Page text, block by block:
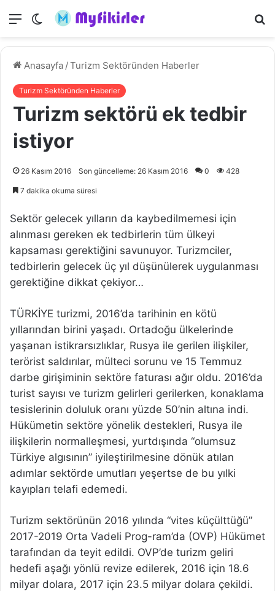
Menü
Dış
Anasayfa /Turizm Sektöründen Haberler
Turizm Sektöründen Haberler
Turizm sektörü ek tedbir
istiyor
26 Kasım 2016 Son güncelleme: 26 Kasım 2016 0 428
7 dakika okuma süresi
Sektör gelecek yılların da kaybedilmemesi için
alınması gereken ek tedbirlerin tüm ülkeyi
kapsaması gerektiğini savunuyor. Turizmciler,
tedbirlerin gelecek üç yıl düşünülerek uygulanması
gerektiğine dikkat çekiyor…
TÜRKİYE turizmi, 2016’da tarihinin en kötü
yıllarından birini yaşadı. Ortadoğu ülkelerinde
yaşanan istikrarsızlıklar, Rusya ile gerilen ilişkiler,
terörist saldırılar, mülteci sorunu ve 15 Temmuz
darbe girişiminin sektöre faturası ağır oldu. 2016’da
turist sayısı ve turizm gelirleri gerilerken, konaklama
tesislerinin doluluk oranı yüzde 50’nin altına indi.
Hükümetin sektöre yönelik destekleri, Rusya ile
ilişkilerin normalleşmesi, yurtdışında “olumsuz
Türkiye algısının” iyileştirilmesine dönük atılan
adımlar sektörde umutları yeşertse de bu yılki
kayıpları telafi edemedi.
Turizm sektörünün 2016 yılında “vites küçülttüğü”
2017-2019 Orta Vadeli Prog-ram’da (OVP) Hükümet
tarafından da teyit edildi. OVP’de turizm geliri
hedefi aşağı yönlü revize edilerek, 2016 için 18.6
milyar dolara, 2017 için 23.5 milyar dolara çekildi.